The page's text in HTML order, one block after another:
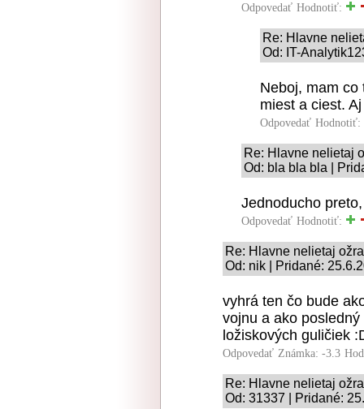
Odpovedať Hodnotiť:
Re: Hlavne
Od: IT-
Neboj, mam co
miest a ciest.
Odpovedať Hodnotiť:
Re: Hlavne nelietaj
Od: bla bla bla |
Jednoducho
Odpovedať Hodnotiť:
Re: Hlavne nelietaj
Od: nik | Pridané:
vyhrá ten čo bude
vojnu a ako
ložiskových guličiek
Odpovedať Známka: -3.3
Re: Hlavne nelietaj
Od: 31337 | Pridané: